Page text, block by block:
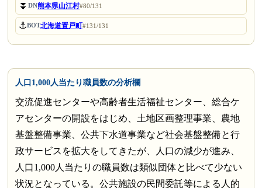
⏬DN熊本県山江村#80/131
⚓BOT北海道置戸町#131/131
人口1,000人当たり職員数の分析欄
交流促進センターや高齢者生活福祉センター、総合ケ
アセンターの開設をはじめ、土地区画整理事業、農地
基盤整備事業、公共下水道事業など社会基盤整備と行
政サービスを拡大をしてきたが、人口の減少が進み、
人口1,000人当たりの職員数は類似団体と比べて少ない
状況となっている。公共施設の民間委託等による人的